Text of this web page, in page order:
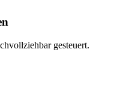
gesteuert.